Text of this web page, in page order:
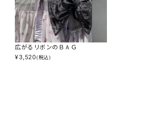
広がるリボンのＢＡＧ
¥3,520(税込)